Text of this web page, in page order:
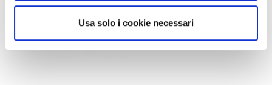
analizzare il nostro traffico. Condividiamo inoltre
informazioni sul modo in cui utilizza il nostro sito con i
nostri partner che si occupano di analisi dei dati web,
pubblicità e social media, i quali potrebbero combinarle
Usa solo i cookie necessari